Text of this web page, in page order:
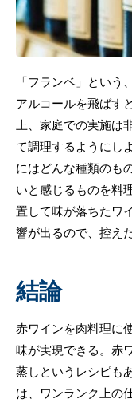
「フランベ」という
アルコールを飛ばす
上、家庭での実施は
て調理するようにし
にはどんな種類のも
いと感じるものを料
置して味が落ちたワ
響が出るので、控え
結論
赤ワインを肉料理に
味が実現できる。赤
蒸しというレシピも
は、ワンランク上の